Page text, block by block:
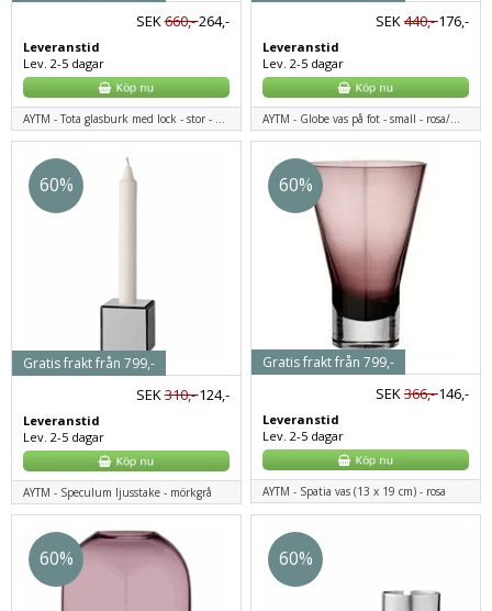
SEK660,-264,-
Leveranstid
Lev. 2-5 dagar
AYTM - Tota glasburk med lock - stor - rosa/mässing
SEK440,-176,-
Leveranstid
Lev. 2-5 dagar
AYTM - Globe vas på fot - small - rosa/mässing
60%
SEK310,-124,-
Leveranstid
Lev. 2-5 dagar
Gratis frakt från 799,-
AYTM - Speculum ljusstake - mörkgrå
60%
SEK366,-146,-
Leveranstid
Lev. 2-5 dagar
Gratis frakt från 799,-
AYTM - Spatia vas (13 x 19 cm) - rosa
60% 60%